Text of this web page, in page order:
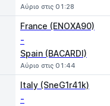
Αύριο στις 01:28
France (ENOXA90)
-
Spain (BACARDI)
Αύριο στις 01:44
Italy (SneG1r41k)
-